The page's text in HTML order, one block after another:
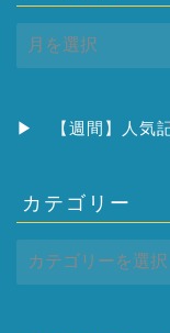
ー
ブ
▶ 【週間】人
カテゴリー